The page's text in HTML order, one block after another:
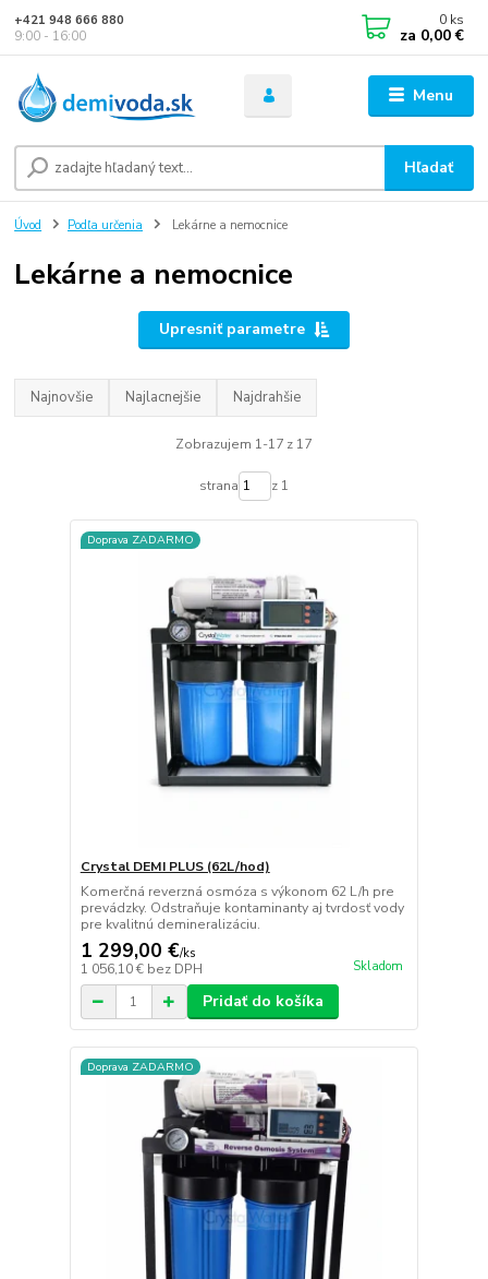
Menu
Hľadať
+421 948 666 880
9:00 - 16:00
0 ks
za 0,00 €
Úvod Podľa určenia Lekárne a nemocnice
Lekárne a nemocnice
Upresniť parametre
Najnovšie Najlacnejšie Najdrahšie
Zobrazujem 1-17 z 17
strana z 1
Doprava ZADARMO
Crystal DEMI PLUS (62L/hod)
Komerčná reverzná osmóza s výkonom 62 L/h pre
prevádzky. Odstraňuje kontaminanty aj tvrdosť vody
pre kvalitnú demineralizáciu.
1 299,00 €/ks
1 056,10 € bez DPH Skladom
Pridať do košíka
Doprava ZADARMO